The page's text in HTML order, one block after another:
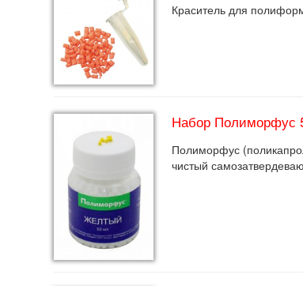
Краситель для
Набор Полиморфус
Полиморфус
чистый